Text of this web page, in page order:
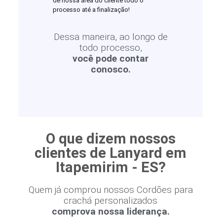
processo até a finalização!
Dessa maneira, ao longo de
todo processo,
você pode contar
conosco.
O que dizem nossos
clientes de Lanyard em
Itapemirim - ES?
Quem já comprou nossos Cordões para
crachá personalizados
comprova nossa liderança.